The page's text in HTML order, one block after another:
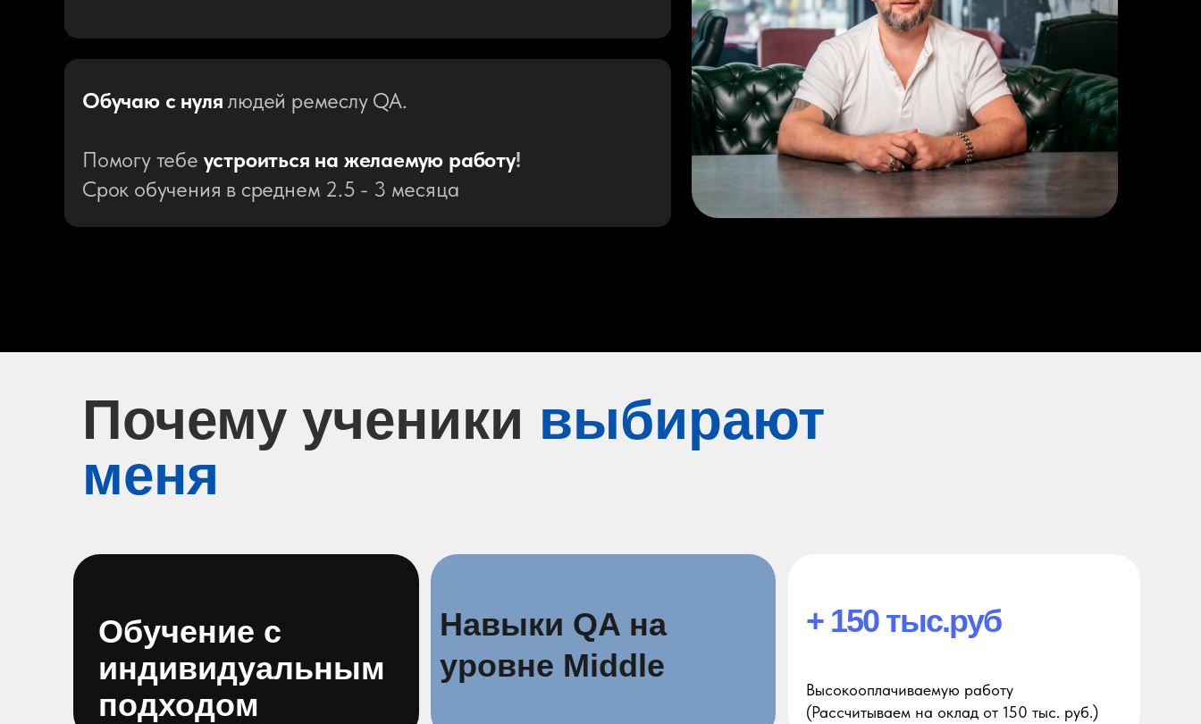
Обучаю с нуля людей ремеслу QA.
Помогу тебе устроиться на желаемую работу!
Срок обучения в среднем 2.5 - 3 месяца
Обучение с
индивидуальным
подходом
Навыки QA на
уровне Middle
Высокооплачиваемую работу
(Рассчитываем на оклад от 150 тыс. руб.)
+ 150 тыс.руб
Почему ученики выбирают
меня